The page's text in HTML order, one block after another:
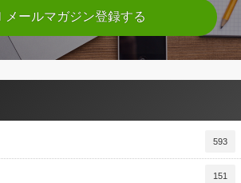
メールマガジン登録する
593
151